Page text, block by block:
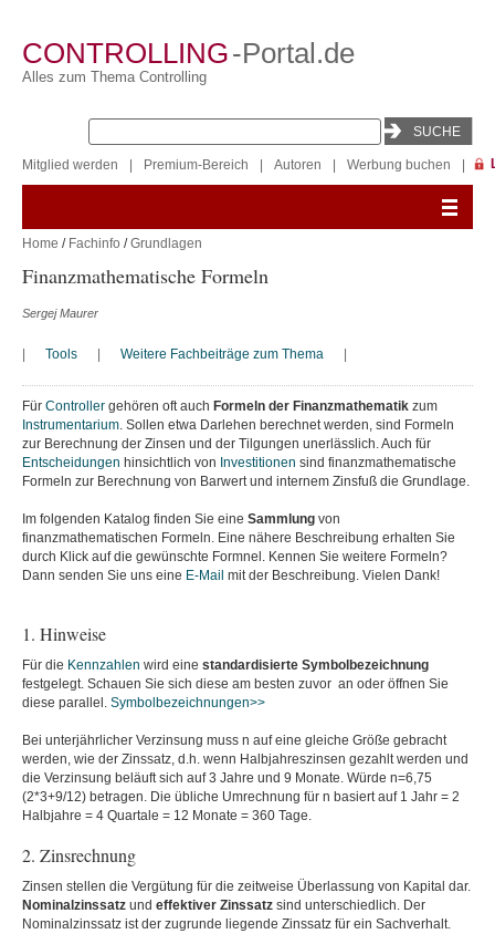
CONTROLLING-Portal.de
Alles zum Thema Controlling
Mitglied werden Premium-Bereich Autoren Werbung buchen
Home / Fachinfo /Grundlagen
Finanzmathematische Formeln
Sergej Maurer
Tools Weitere Fachbeiträge zum Thema
Für Controller gehören oft auch Formeln der Finanzmathematik zum
Instrumentarium. Sollen etwa Darlehen berechnet werden, sind Formeln
zur Berechnung der Zinsen und der Tilgungen unerlässlich. Auch für
Entscheidungen hinsichtlich von Investitionen sind finanzmathematische
Formeln zur Berechnung von Barwert und internem Zinsfuß die Grundlage.
Im folgenden Katalog finden Sie eine Sammlung von
finanzmathematischen Formeln. Eine nähere Beschreibung erhalten Sie
durch Klick auf die gewünschte Formnel. Kennen Sie weitere Formeln?
Dann senden Sie uns eine E-Mail mit der Beschreibung. Vielen Dank!
1. Hinweise
Für die Kennzahlen wird eine standardisierte Symbolbezeichnung
festgelegt. Schauen Sie sich diese am besten zuvor an oder öffnen Sie
diese parallel. Symbolbezeichnungen>>
Bei unterjährlicher Verzinsung muss n auf eine gleiche Größe gebracht
werden, wie der Zinssatz, d.h. wenn Halbjahreszinsen gezahlt werden und
die Verzinsung beläuft sich auf 3 Jahre und 9 Monate. Würde n=6,75
(2*3+9/12) betragen. Die übliche Umrechnung für n basiert auf 1 Jahr = 2
Halbjahre = 4 Quartale = 12 Monate = 360 Tage.
2. Zinsrechnung
Zinsen stellen die Vergütung für die zeitweise Überlassung von Kapital dar.
Nominalzinssatz und effektiver Zinssatz sind unterschiedlich. Der
Nominalzinssatz ist der zugrunde liegende Zinssatz für ein Sachverhalt.